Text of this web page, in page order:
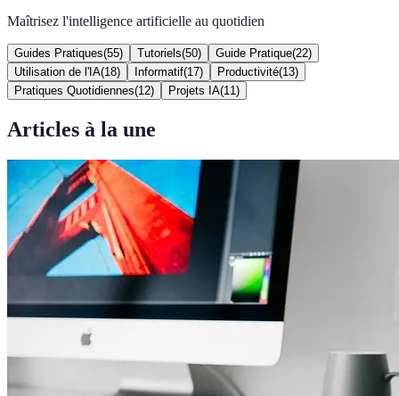
Maîtrisez l'intelligence artificielle au quotidien
Guides Pratiques(55) Tutoriels(50) Guide Pratique(22)
Utilisation de l'IA(18) Informatif(17) Productivité(13)
Pratiques Quotidiennes(12) Projets IA(11 )
Articles à la une